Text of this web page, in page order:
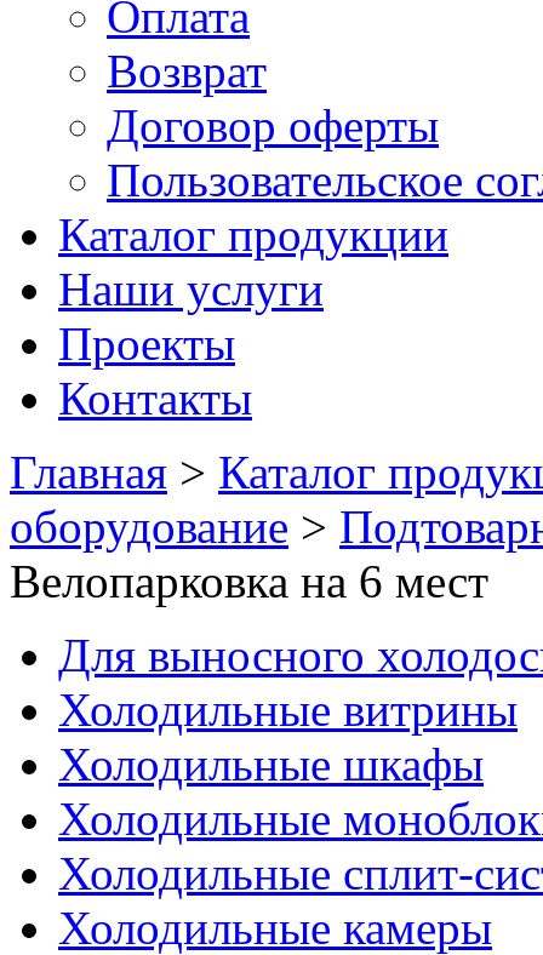
Оплата
Возврат
Договор оферты
Пользовательское
Каталог продукции
Наши услуги
Проекты
Контакты
Главная > Каталог
оборудование >
Велопарковка на 6 мест
Для выносного
Холодильные витрины
Холодильные шкафы
Холодильные
Холодильные сплит-
Холодильные камеры